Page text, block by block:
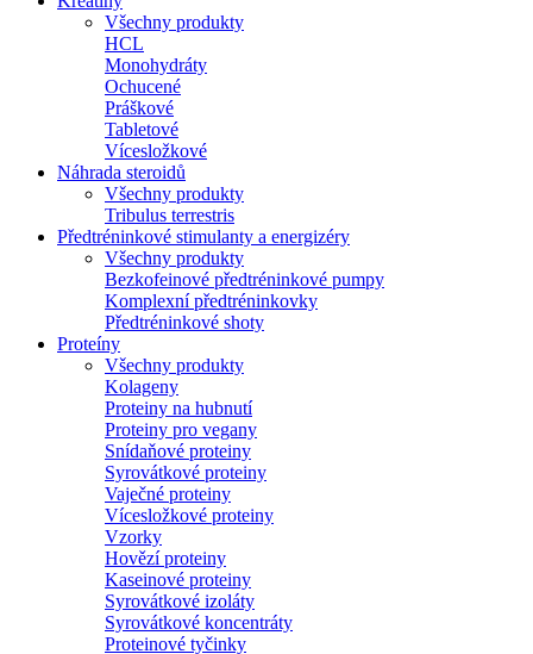
Všechny produkty
HCL
Monohydráty
Ochucené
Práškové
Tabletové
Vícesložkové
Náhrada steroidů
Všechny produkty
Tribulus terrestris
Předtréninkové stimulanty a energizéry
Všechny produkty
Bezkofeinové předtréninkové pumpy
Komplexní předtréninkovky
Předtréninkové shoty
Proteíny
Všechny produkty
Kolageny
Proteiny na hubnutí
Proteiny pro vegany
Snídaňové proteiny
Syrovátkové proteiny
Vaječné proteiny
Vícesložkové proteiny
Vzorky
Hovězí proteiny
Kaseinové proteiny
Syrovátkové izoláty
Syrovátkové koncentráty
Proteinové tyčinky